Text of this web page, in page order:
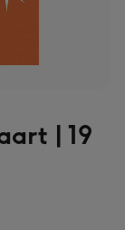
| 19